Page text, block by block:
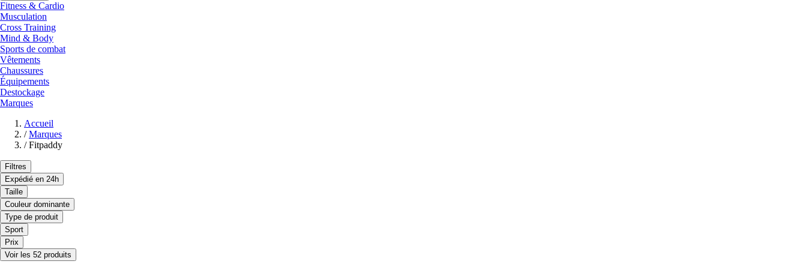
Fitness & Cardio
Musculation
Cross Training
Mind & Body
Sports de combat
Vêtements
Chaussures
Équipements
Destockage
Marques
Accueil
/ Marques
/ Fitpaddy
Filtres
Expédié en 24h
Taille
Couleur dominante
Type de produit
Sport
Prix
Voir les 52 produits